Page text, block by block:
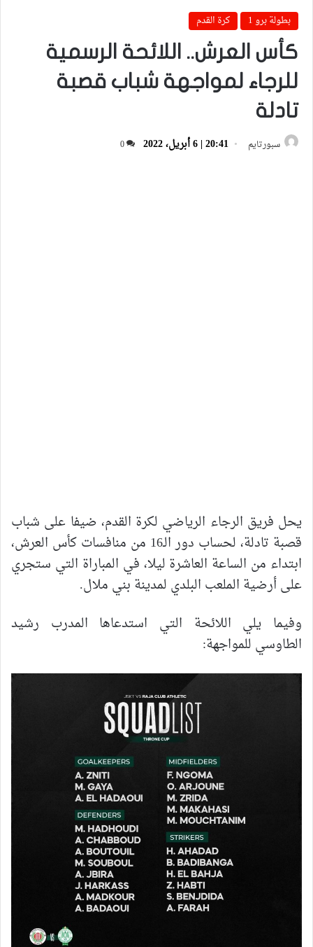
بطولة برو 1
كرة القدم
كأس العرش.. اللائحة الرسمية
للرجاء لمواجهة شباب قصبة
تادلة
سبورتايم 20:41 | 6 أبريل، 2022 0
يحل فريق الرجاء الرياضي لكرة القدم، ضيفا على شباب
قصبة تادلة، لحساب دور الـ16 من منافسات كأس العرش،
ابتداء من الساعة العاشرة ليلا، في المباراة التي ستجري
على أرضية الملعب البلدي لمدينة بني ملال.
وفيما يلي اللائحة التي استدعاها المدرب رشيد
الطاوسي للمواجهة: